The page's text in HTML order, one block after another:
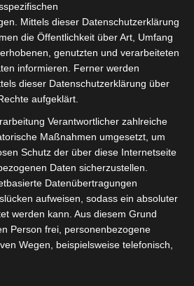
Startseite
Sportive de Tunis (EST)
Juni 2023-16:30
2022/2023 - Playoff
| Spieltag 14
Halbzeit: 0-3
Sportive de
(UST) 1
Mittels dieser Datenschutzerklärung
die Öffentlichkeit über Art, Umfang
genutzten und verarbeiteten
informieren. Ferner werden
dieser Datenschutzerklärung über
aufgeklärt.
Verantwortlicher zahlreiche
Maßnahmen umgesetzt, um
Schutz der über diese Internetseite
Daten sicherzustellen.
Datenübertragungen
aufweisen, sodass ein absoluter
werden kann. Aus diesem Grund
Person frei, personenbezogene
Wegen, beispielsweise telefonisch,